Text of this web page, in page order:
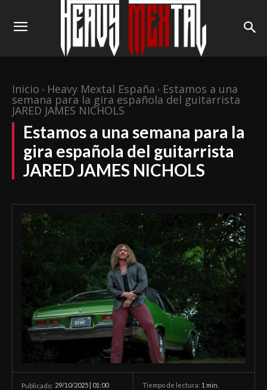
Inicio Heavy Mextal España Estamos a una
semana para la gira española del guitarrista
JARED JAMES NICHOLS
Estamos a una semana para la
gira española del guitarrista
JARED JAMES NICHOLS
Publicado: 29/10/2025 | 01:00 Tiempo de lectura: 1 min.